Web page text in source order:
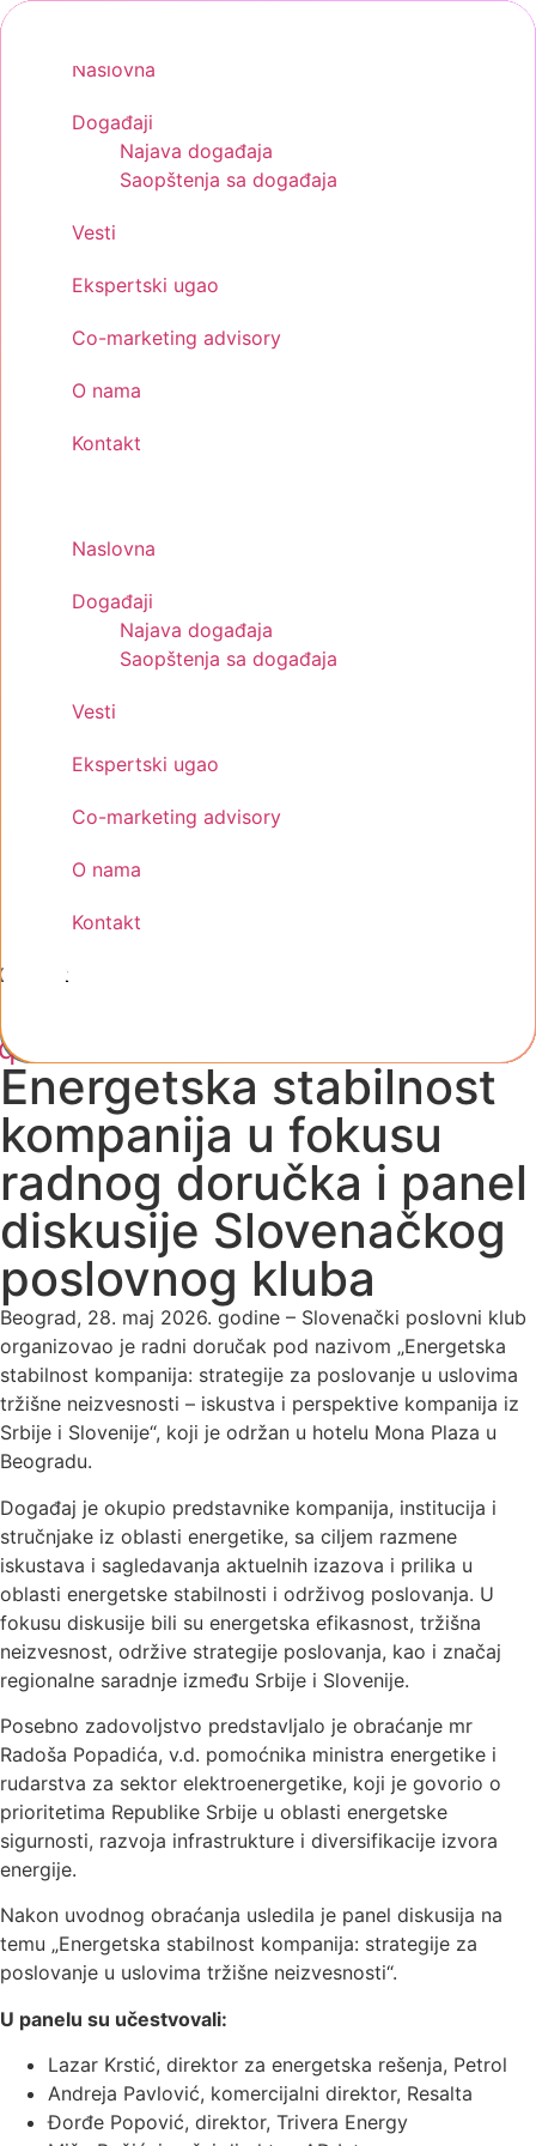
Skip
Naslovna
Događaji
Najava događaja
Saopštenja sa događaja
Vesti
Ekspertski ugao
Co-marketing advisory
O nama
Kontakt
Naslovna
Događaji
Najava događaja
Saopštenja sa događaja
Vesti
Ekspertski ugao
Co-marketing advisory
O nama
Kontakt
Kontakt
Energetska stabilnost
kompanija u fokusu
radnog doručka i panel
diskusije Slovenačkog
poslovnog kluba
Beograd, 28. maj 2026. godine – Slovenački poslovni klub
organizovao je radni doručak pod nazivom „Energetska
stabilnost kompanija: strategije za poslovanje u uslovima
tržišne neizvesnosti – iskustva i perspektive kompanija iz
Srbije i Slovenije“, koji je održan u hotelu Mona Plaza u
Beogradu.
Događaj je okupio predstavnike kompanija, institucija i
stručnjake iz oblasti energetike, sa ciljem razmene
iskustava i sagledavanja aktuelnih izazova i prilika u
oblasti energetske stabilnosti i održivog poslovanja. U
fokusu diskusije bili su energetska efikasnost, tržišna
neizvesnost, održive strategije poslovanja, kao i značaj
regionalne saradnje između Srbije i Slovenije.
Posebno zadovoljstvo predstavljalo je obraćanje mr
Radoša Popadića, v.d. pomoćnika ministra energetike i
rudarstva za sektor elektroenergetike, koji je govorio o
prioritetima Republike Srbije u oblasti energetske
sigurnosti, razvoja infrastrukture i diversifikacije izvora
energije.
Nakon uvodnog obraćanja usledila je panel diskusija na
temu „Energetska stabilnost kompanija: strategije za
poslovanje u uslovima tržišne neizvesnosti“.
U panelu su učestvovali:
Lazar Krstić, direktor za energetska rešenja, Petrol
Andreja Pavlović, komercijalni direktor, Resalta
Đorđe Popović, direktor, Trivera Energy